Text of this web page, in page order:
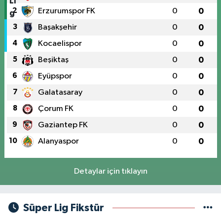
2 Erzurumspor FK 0 0
3 Başakşehir 0 0
4 Kocaelispor 0 0
5 Beşiktaş 0 0
6 Eyüpspor 0 0
7 Galatasaray 0 0
8 Çorum FK 0 0
9 Gaziantep FK 0 0
10 Alanyaspor 0 0
Detaylar için tıklayın
Süper Lig Fikstür